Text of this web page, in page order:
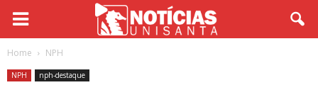
Home NPH
NPH nph-destaque